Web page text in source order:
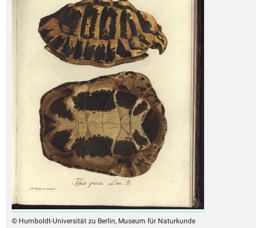
© Humboldt-Universität zu Berlin, Museum für Naturkunde